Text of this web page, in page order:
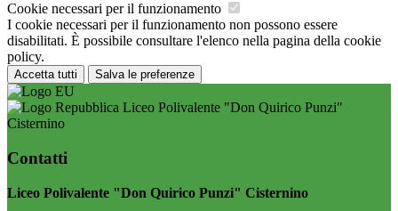
Cookie necessari per il funzionamento
I cookie necessari per il funzionamento non possono essere
disabilitati. È possibile consultare l'elenco nella pagina della cookie
policy.
Accetta tutti Salva le preferenze
Liceo Polivalente "Don Quirico Punzi"
Cisternino
Contatti
Liceo Polivalente "Don Quirico Punzi" Cisternino